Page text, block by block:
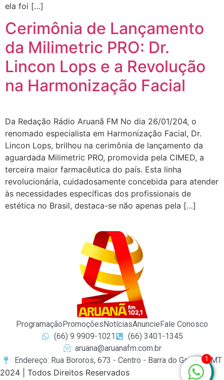
ela foi […]
Cerimônia de Lançamento
da Milimetric PRO: Dr.
Lincon Lops e a Revolução
na Harmonização Facial
Da Redação Rádio Aruanã FM No dia 26/01/204, o
renomado especialista em Harmonização Facial, Dr.
Lincon Lops, brilhou na cerimônia de lançamento da
aguardada Milimetric PRO, promovida pela CIMED, a
terceira maior farmacêutica do país. Esta linha
revolucionária, cuidadosamente concebida para atender
às necessidades específicas dos profissionais de
estética no Brasil, destaca-se não apenas pela […]
ProgramaçãoPromoçõesNotíciasAnuncieFale Conosco
(66) 9 9909-1021
(66) 3401-1345
aruana@aruanafm.com.br
Endereço: Rua Bororos, 673 - Centro - Barra do Garças / MT
2024 | Todos Direitos Reservados
1